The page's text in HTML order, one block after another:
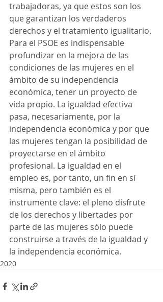
trabajadoras, ya que estos son los
que garantizan los verdaderos
derechos y el tratamiento igualitario.
Para el PSOE es indispensable
profundizar en la mejora de las
condiciones de las mujeres en el
ámbito de su independencia
económica, tener un proyecto de
vida propio. La igualdad efectiva
pasa, necesariamente, por la
independencia económica y por que
las mujeres tengan la posibilidad de
proyectarse en el ámbito
profesional. La igualdad en el
empleo es, por tanto, un fin en sí
misma, pero también es el
instrumente clave: el pleno disfrute
de los derechos y libertades por
parte de las mujeres sólo puede
construirse a través de la igualdad y
la independencia económica.
2020